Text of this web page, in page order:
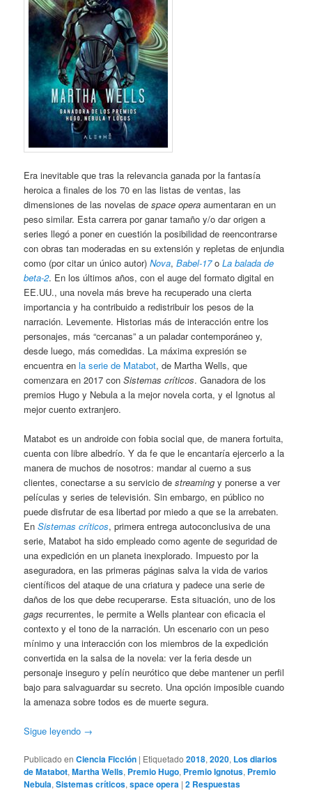
Era inevitable que tras la relevancia ganada por la fantasía
heroica a finales de los 70 en las listas de ventas, las
dimensiones de las novelas despace opera aumentaran en un
peso similar. Esta carrera por ganar tamaño y/o dar origen a
series llegó a poner en cuestión la posibilidad de reencontrarse
con obras tan moderadas en su extensión y repletas de enjundia
como (por citar un único autor)Nova,Babel-17oLa balada de
beta-2. En los últimos años, con el auge del formato digital en
EE.UU., una novela más breve ha recuperado una cierta
importancia y ha contribuido a redistribuir los pesos de la
narración. Levemente. Historias más de interacción entre los
personajes, más “cercanas” a un paladar contemporáneo y,
desde luego, más comedidas. La máxima expresión se
encuentra enla serie de Matabot, de Martha Wells, que
comenzara en 2017 conSistemas críticos. Ganadora de los
premios Hugo y Nebula a la mejor novela corta, y el Ignotus al
mejor cuento extranjero.
Matabot es un androide con fobia social que, de manera fortuita,
cuenta con libre albedrío. Y da fe que le encantaría ejercerlo a la
manera de muchos de nosotros: mandar al cuerno a sus
clientes, conectarse a su servicio destreaming y ponerse a ver
películas y series de televisión. Sin embargo, en público no
puede disfrutar de esa libertad por miedo a que se la arrebaten.
EnSistemas críticos, primera entrega autoconclusiva de una
serie, Matabot ha sido empleado como agente de seguridad de
una expedición en un planeta inexplorado. Impuesto por la
aseguradora, en las primeras páginas salva la vida de varios
científicos del ataque de una criatura y padece una serie de
daños de los que debe recuperarse. Esta situación, uno de los
gags recurrentes, le permite a Wells plantear con eficacia el
contexto y el tono de la narración. Un escenario con un peso
mínimo y una interacción con los miembros de la expedición
convertida en la salsa de la novela: ver la feria desde un
personaje inseguro y pelín neurótico que debe mantener un perfil
bajo para salvaguardar su secreto. Una opción imposible cuando
la amenaza sobre todos es de muerte segura.
Sigue leyendo →
Publicado en Ciencia Ficción | Etiquetado 2018,2020, Los diarios
de Matabot,Martha Wells, Premio Hugo, Premio Ignotus, Premio
Nebula,Sistemas críticos,space opera |2 Respuestas